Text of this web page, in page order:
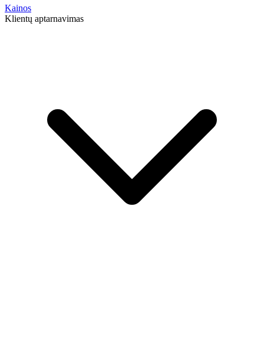
Kainos
Klientų aptarnavimas